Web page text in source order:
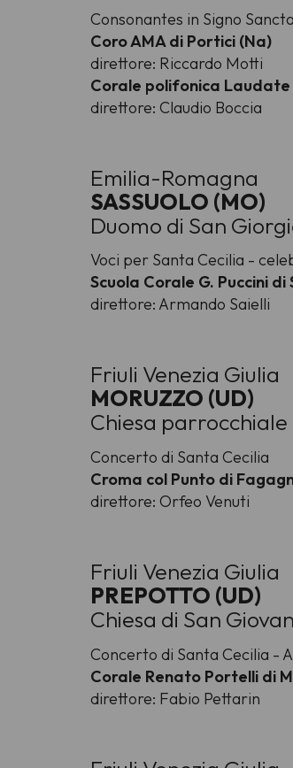
Consonantes in Signo
Coro AMA di Portici (Na)
direttore: Riccardo Motti
Corale polifonica Laudate
direttore: Claudio Boccia
Emilia-Romagna
SASSUOLO (MO)
Duomo di San
Voci per Santa Cecilia -
Scuola Corale G. Puccini di
direttore: Armando Saielli
Friuli Venezia Giulia
MORUZZO (UD)
Chiesa
Concerto di Santa Cecilia
Croma col Punto di
direttore: Orfeo Venuti
Friuli Venezia Giulia
PREPOTTO (UD)
Chiesa di San
Concerto di Santa Cecilia -
Corale Renato Portelli di
direttore: Fabio Pettarin